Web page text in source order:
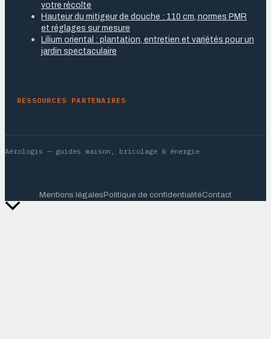
votre récolte
Hauteur du mitigeur de douche : 110 cm, normes PMR
et réglages sur mesure
Lilium oriental : plantation, entretien et variétés pour un
jardin spectaculaire
RESSOURCES PARTENAIRES
Aerologis — guides maison, bricolage & énergie
Mentions légalesPolitique de confidentialitéContact